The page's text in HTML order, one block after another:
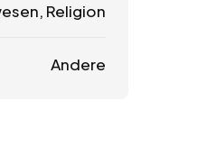
Religion
Andere